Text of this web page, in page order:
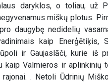
daryklos, o toliau, už
miškų plotus.
daugybę nedidelių
kaip Enerģētiķis,
ir Gaujaslāči, kurie iš
kaip Valmieros ir aplinkinių
rajonai. . Netoli Ūdrinių